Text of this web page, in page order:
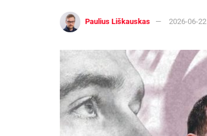
Paulius Liškauskas 2026-06-22